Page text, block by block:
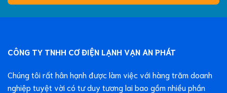
CÔNG TY TNHH CƠ ĐIỆN LẠNH VẠN AN PHÁT
Chúng tôi rất hân hạnh được làm việc với hàng trăm doanh
nghiệp tuyệt vời có tư duy tương lai bao gồm nhiều phần